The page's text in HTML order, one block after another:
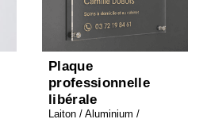
Plaque
professionnelle
libérale
Laiton / Aluminium /